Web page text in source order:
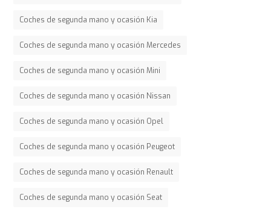
Coches de segunda mano y ocasión Kia
Coches de segunda mano y ocasión Mercedes
Coches de segunda mano y ocasión Mini
Coches de segunda mano y ocasión Nissan
Coches de segunda mano y ocasión Opel
Coches de segunda mano y ocasión Peugeot
Coches de segunda mano y ocasión Renault
Coches de segunda mano y ocasión Seat